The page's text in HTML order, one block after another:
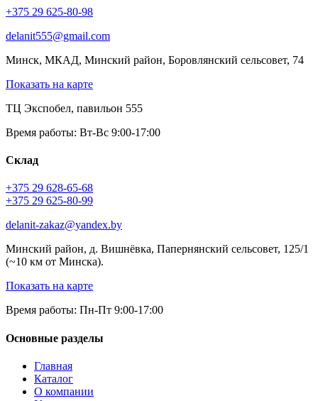
+375 29 625-80-98
delanit555@gmail.com
Минск, МКАД, Минский район, Боровлянский сельсовет, 74
Показать на карте
ТЦ Экспобел, павильон 555
Время работы: Вт-Вс 9:00-17:00
Склад
+375 29 628-65-68
+375 29 625-80-99
delanit-zakaz@yandex.by
Минский район, д. Вишнёвка, Папернянский сельсовет, 125/1
(~10 км от Минска).
Показать на карте
Время работы: Пн-Пт 9:00-17:00
Основные разделы
Главная
Каталог
О компании